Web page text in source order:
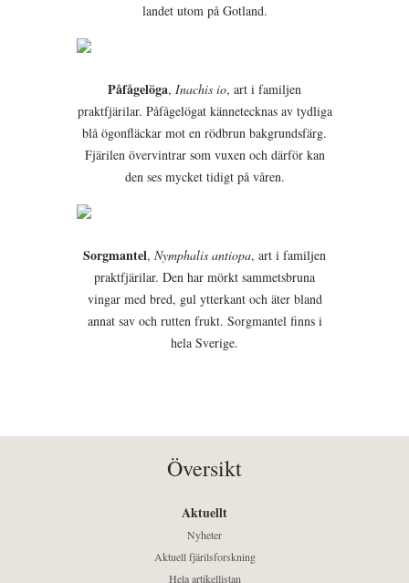
landet utom på Gotland.
Påfågelöga, Inachis io, art i familjen
praktfjärilar. Påfågelögat kännetecknas av tydliga
blå ögonfläckar mot en rödbrun bakgrundsfärg.
Fjärilen övervintrar som vuxen och därför kan
den ses mycket tidigt på våren.
Sorgmantel, Nymphalis antiopa, art i familjen
praktfjärilar. Den har mörkt sammetsbruna
vingar med bred, gul ytterkant och äter bland
annat sav och rutten frukt. Sorgmantel finns i
hela Sverige.
Översikt
Aktuellt
Nyheter
Aktuell fjärilsforskning
Hela artikellistan